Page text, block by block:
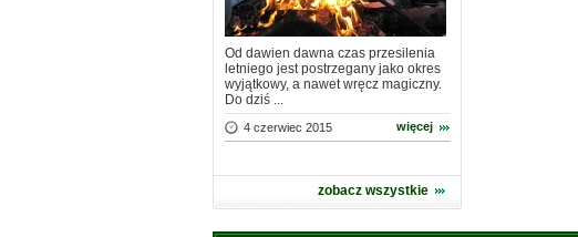
Od dawien dawna czas przesilenia
letniego jest postrzegany jako okres
wyjątkowy, a nawet wręcz magiczny.
Do dziś ...
4 czerwiec 2015 więcej
zobacz wszystkie